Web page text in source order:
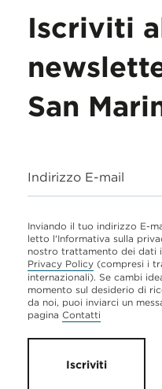
Iscriviti
San
Indirizzo E-mail
Inviando il tuo indirizzo E-
letto l'Informativa sulla
nostro trattamento dei dati
Privacy Policy (compresi i
internazionali). Se cambi
momento sul desiderio di
da noi, puoi inviarci un
pagina Contatti
Iscriviti